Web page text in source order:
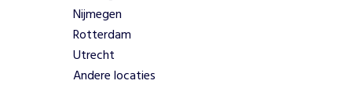
Nijmegen
Rotterdam
Utrecht
Andere locaties